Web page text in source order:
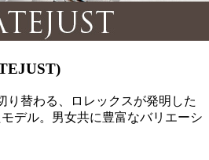
り替わる、ロレックスが発明した
デル。男女共に豊富なバリエーシ